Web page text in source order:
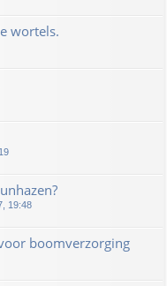
wortels.
19:48
boomverzorging